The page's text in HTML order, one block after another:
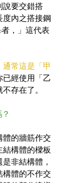
說要交錯搭
度內之搭接鋼
，」這代表
通常這是「甲
已經使用「乙
存在了。
的牆筋作交
構體的樑板
非結構體，
體的不作交